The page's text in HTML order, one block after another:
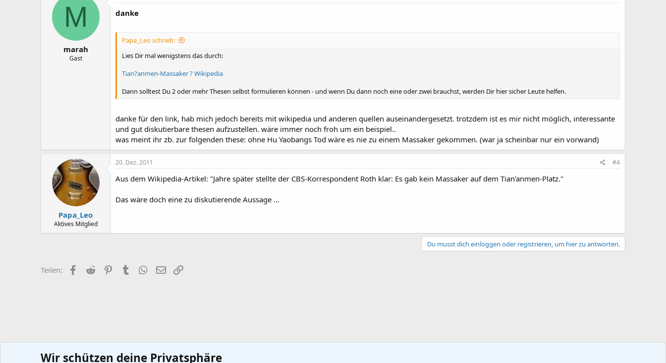
M
marah
Gast
danke
Papa_Leo schrieb:
Lies Dir mal wenigstens das durch:
Tian?anmen-Massaker ? Wikipedia
Dann solltest Du 2 oder mehr Thesen selbst formulieren können - und wenn Du dann noch eine oder zwei brauchst, werden Dir hier sicher Leute helfen.
danke für den link, hab mich jedoch bereits mit wikipedia und anderen quellen auseinandergesetzt. trotzdem ist es mir nicht möglich, interessante
und gut diskutierbare thesen aufzustellen. wäre immer noch froh um ein beispiel..
was meint ihr zb. zur folgenden these: ohne Hu Yaobangs Tod wäre es nie zu einem Massaker gekommen. (war ja scheinbar nur ein vorwand)
Papa_Leo
Aktives Mitglied
20. Dez. 2011 #4
Aus dem Wikipedia-Artikel: "Jahre später stellte der CBS-Korrespondent Roth klar: Es gab kein Massaker auf dem Tian'anmen-Platz."
Das wäre doch eine zu diskutierende Aussage ...
Du musst dich einloggen oder registrieren, um hier zu antworten.
Teilen: Facebook
Reddit PinterestTumblr WhatsApp
E-Mail
Wir schützen deine Privatsphäre